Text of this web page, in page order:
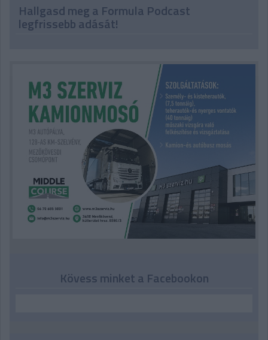
Hallgasd meg a Formula Podcast
legfrissebb adását!
Kövess minket a Facebookon